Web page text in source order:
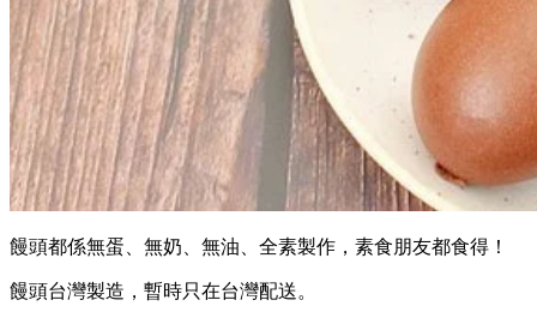
饅頭都係無蛋、無奶、無油、全素製作，素食朋友都食得！
饅頭台灣製造，暫時只在台灣配送。